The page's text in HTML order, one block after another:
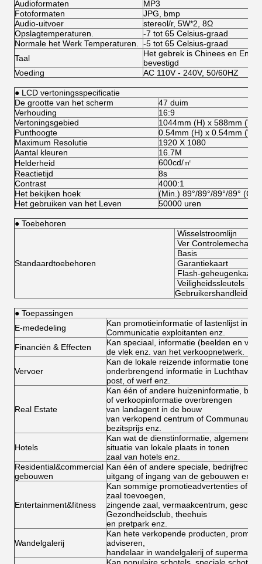
Audioformaten
MP3
Fotoformaten
JPG, bmp
Audio-uitvoer
stereol/r, 5W*2, 8Ω
Opslagtemperaturen.
-7 tot 65 Celsius-graad
Normale het Werk Temperaturen.
-5 tot 65 Celsius-graad
Taal
Het gebrek is Chinees en
bevestigd
Voeding
AC 110V - 240V, 50/60HZ
● LCD vertoningsspecificatie
De grootte van het scherm
47 duim
Verhouding
16:9
Vertoningsgebied
1044mm (H) x 588mm (V)
Punthoogte
0.54mm (H) x 0.54mm (W)
Maximum Resolutie
1920 X 1080
Aantal kleuren
16.7M
Helderheid
600cd/㎡
Reactietijd
8s
Contrast
4000:1
Het bekijken hoek
(Min.) 89°/89°/89°/89°
Het gebruiken van het Leven
50000 uren
● Toebehoren
Standaardtoebehoren
Wisselstroomlijn
Ver
Basis
Garantiekaart
Flash-geheugenkaart
Veiligheidssleutels
Gebruikershandleiding
● Toepassingen
E-mededeling
Kan promotieinformatie of lastenlijst in
Communicatie exploitanten enz.
Financiën & Effecten
Kan speciaal, informatie (beelden en
de vlek enz. van het verkoopnetwerk.
Vervoer
Kan de lokale reizende informatie tonen,
onderbrengend informatie in Luchthaven,
post, of werf enz.
Real Estate
Kan één of andere huizeninformatie,
of verkoopinformatie overbrengen
van landagent in de bouw
van verkopend centrum of
bezitsprijs enz.
Hotels
Kan wat de dienstinformatie, algemene
situatie van lokale plaats in tonen
zaal van hotels enz.
Residential&commercial
gebouwen
Kan één of andere speciale,
uitgang of ingang van de gebouwen enz.
Entertainment&fitness
Kan sommige promotieadvertenties of
zaal toevoegen,
zingende zaal, vermaakcentrum,
Gezondheidsclub, theehuis
en pretpark enz.
Wandelgalerij
Kan hete verkopende producten,
adviseren,
handelaar in wandelgalerij of supermarkt.